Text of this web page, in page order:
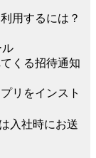
用するには？
くる招待通知
リをインスト
入社時にお送